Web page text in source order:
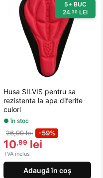
5+ BUC
24 ,30 LEI
Husa SILVIS pentru sa
rezistenta la apa diferite
culori
● în stoc
26,99 lei -59%
10,99 lei
TVA inclus
Adaugă în coș